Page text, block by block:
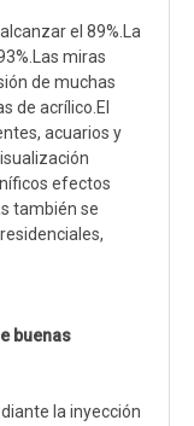
el 89%.La
miras
de muchas
de acrílico.El
acuarios y
efectos
también se
buenas
la inyección